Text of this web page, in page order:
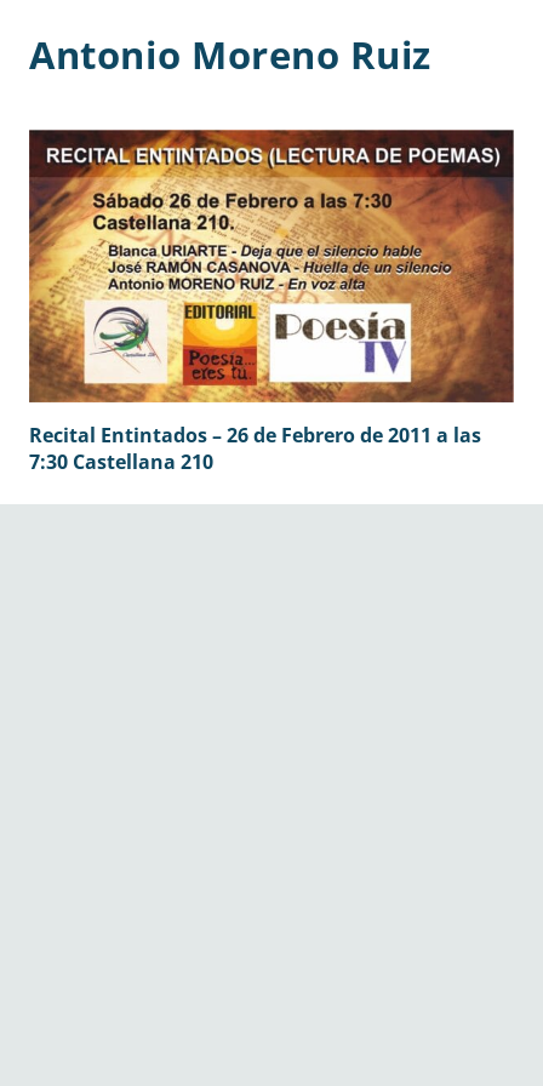
Antonio Moreno Ruiz
Recital Entintados – 26 de Febrero de 2011 a las
7:30 Castellana 210